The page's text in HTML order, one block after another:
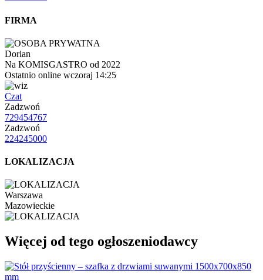
FIRMA
Dorian
Na KOMISGASTRO od 2022
Ostatnio online wczoraj 14:25
Czat
Zadzwoń
729454767
Zadzwoń
224245000
LOKALIZACJA
Warszawa
Mazowieckie
Więcej od tego ogłoszeniodawcy